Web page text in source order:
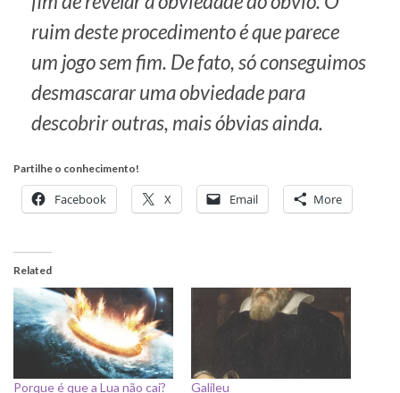
ruim deste procedimento é que parece
um jogo sem fim. De fato, só conseguimos
desmascarar uma obviedade para
descobrir outras, mais óbvias ainda.
Partilhe o conhecimento!
Facebook X Email More
Related
Porque é que a Lua não cai? Galileu